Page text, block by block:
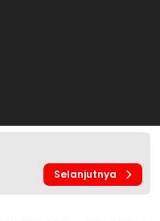
Selanjutnya